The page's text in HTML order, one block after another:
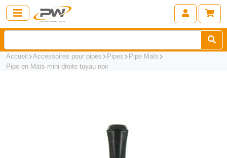
Accueil Accessoires pour pipes Pipes
Pipe Maïs
Pipe en Maïs mini droite tuyau noir